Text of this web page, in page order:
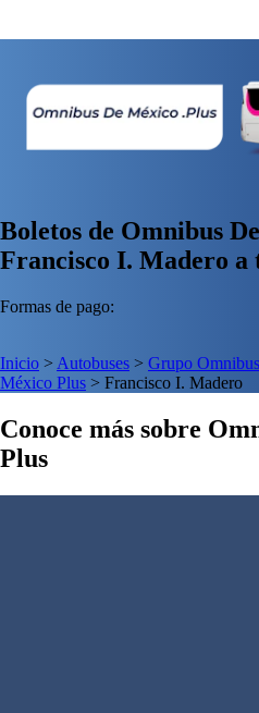
Boletos de Omnibus
Francisco I. Madero a
Formas de pago:
Inicio > Autobuses > Grupo
México Plus > Francisco I. Madero
Conoce más sobre
Plus